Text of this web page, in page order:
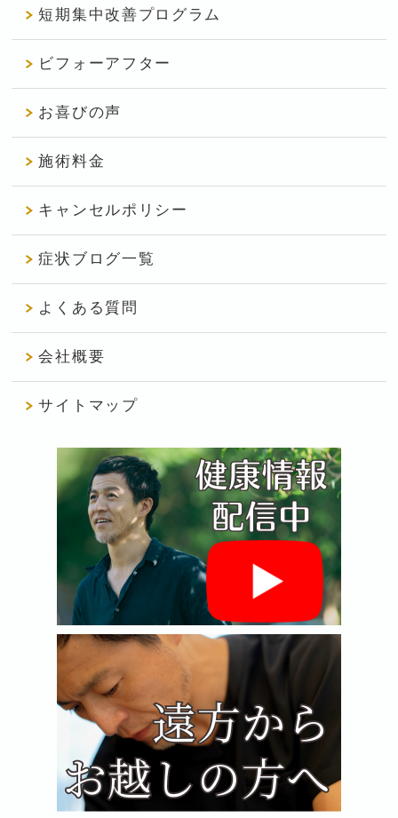
短期集中改善プログラム
ビフォーアフター
お喜びの声
施術料金
キャンセルポリシー
症状ブログ一覧
よくある質問
会社概要
サイトマップ